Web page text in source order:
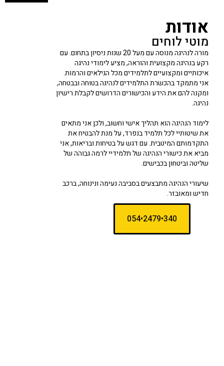
אודות
מוטי לוחים
מורה לנהיגה מנוסה עם מעל 20 שנות ניסיון בתחום. עם
רקע בנהיגה מקצועית והוראה, מציע לימודי נהיגה
איכותיים ומקצועיים לתלמידים מכל הגילאים והרמות.
אני מתמקד בהכשרת התלמידים לנהיגה בטוחה ובבטחה,
ומקנה להם את הידע והכישורים הדרושים לקבלת רישיון
נהיגה.
לימוד הנהיגה הוא תהליך אישי וחשוב, ולכן אני מתאים
את שיטותיי לכל תלמיד בנפרד, על מנת להבטיח את
התקדמותם המיטבית. עם דגש על בטיחות ובריאות, אני
מביא את כישורי הנהיגה של תלמידיי לרמה גבוהה של
שליטה וביטחון בכבישים.
שיעורי הנהיגה מתבצעים בסביבה נעימה ונינוחה, ברכב
חדיש ומאובזר.
340•2479•054